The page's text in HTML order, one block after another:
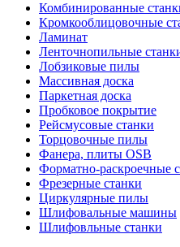
Комбинированные
Кромкооблицовочные
Ламинат
Ленточнопильные
Лобзиковые пилы
Массивная доска
Паркетная доска
Пробковое покрытие
Рейсмусовые станки
Торцовочные пилы
Фанера, плиты OSB
Форматно-раскроечные
Фрезерные станки
Циркулярные пилы
Шлифовальные машины
Шлифовльные станки